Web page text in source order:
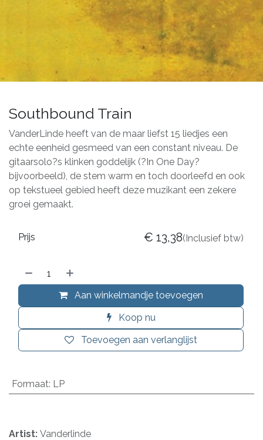
Southbound Train
VanderLinde heeft van de maar liefst 15 liedjes een
echte eenheid gesmeed van een constant niveau. De
gitaarsolo?s klinken goddelijk (?In One Day?
bijvoorbeeld), de stem warm en toch doorleefd en ook
op tekstueel gebied heeft deze muzikant een zekere
groei gemaakt.
Aan winkelmandje toevoegen
Koop nu
Toevoegen aan verlanglijst
Prijs € 13,38(Inclusief btw)
Formaat: LP
Artist: Vanderlinde